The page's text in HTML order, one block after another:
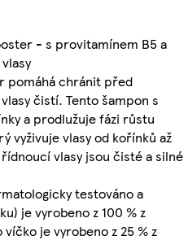
- s provitamínem B5 a
pomáhá chránit před
čistí. Tento šampon s
a prodlužuje fázi růstu
vyživuje vlasy od kořínků až
vlasy jsou čisté a silné
testováno a
je vyrobeno z 100 % z
je vyrobeno z 25 % z